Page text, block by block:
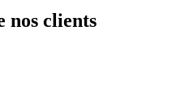
nos clients